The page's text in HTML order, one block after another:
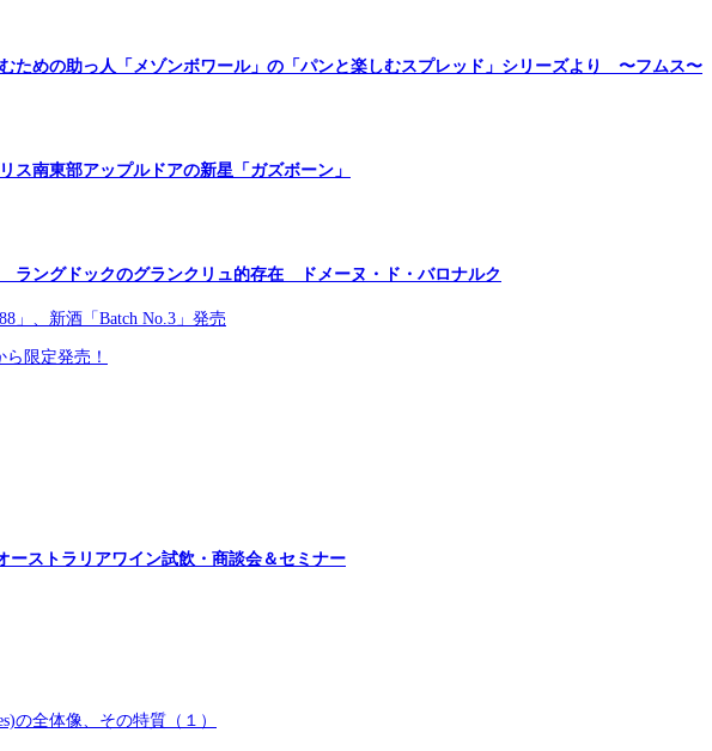
ための助っ人「メゾンボワール」の「パンと楽しむスプレッド」シリーズより 〜フムス〜
ス南東部アップルドアの新星「ガズボーン」
ラングドックのグランクリュ的存在 ドメーヌ・ド・バロナルク
」、新酒「Batch No.3」発売
ら限定発売！
ーストラリアワイン試飲・商談会＆セミナー
の全体像、その特質（１）